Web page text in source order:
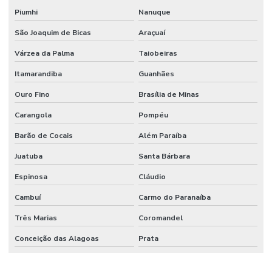
Piumhi Nanuque
São Joaquim de Bicas Araçuaí
Várzea da Palma Taiobeiras
Itamarandiba Guanhães
Ouro Fino Brasília de Minas
Carangola Pompéu
Barão de Cocais Além Paraíba
Juatuba Santa Bárbara
Espinosa Cláudio
Cambuí Carmo do Paranaíba
Três Marias Coromandel
Conceição das Alagoas Prata